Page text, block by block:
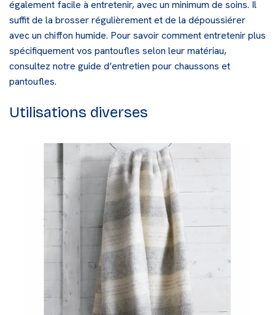
également facile à entretenir, avec un minimum de soins. Il
suffit de la brosser régulièrement et de la dépoussiérer
avec un chiffon humide. Pour savoir comment entretenir plus
spécifiquement vos pantoufles selon leur matériau,
consultez notre guide d’entretien pour chaussons et
pantoufles.
Utilisations diverses